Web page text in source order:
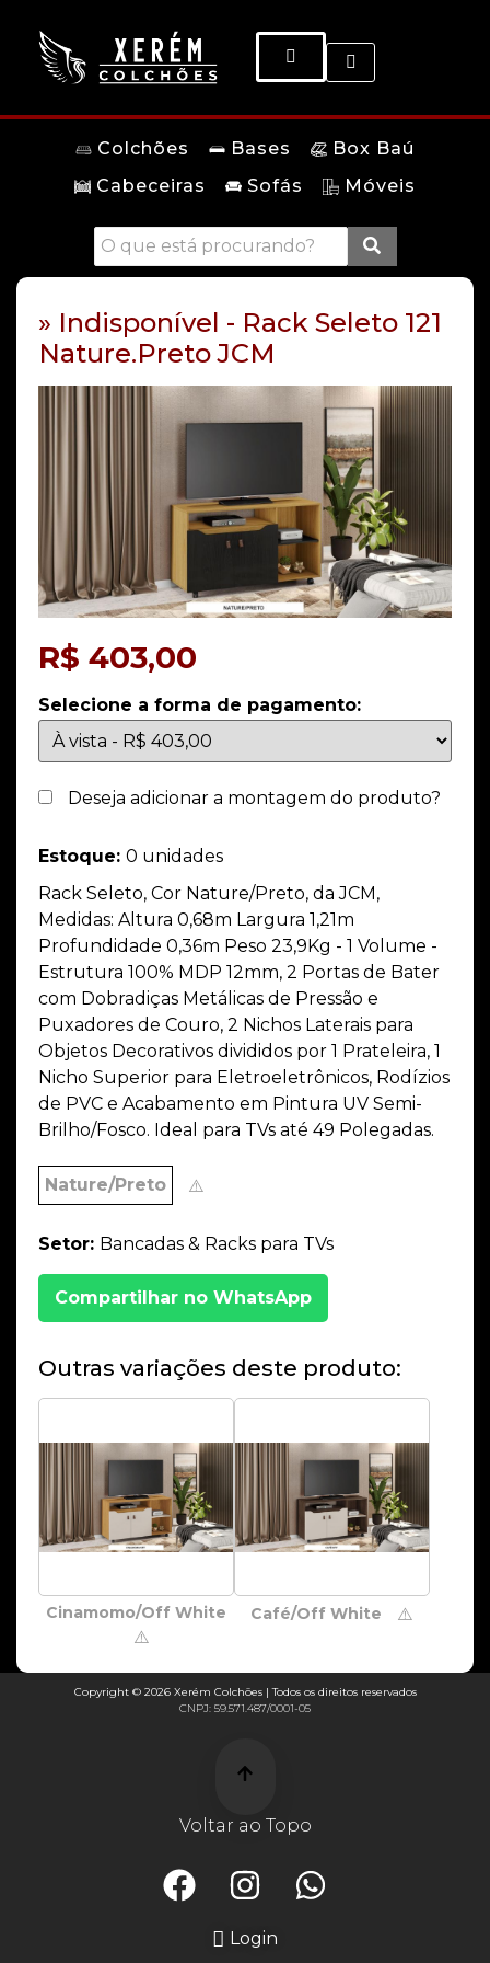
Colchões Bases
Box Baú
Cabeceiras
Sofás Móveis
» Indisponível - Rack Seleto 121
Nature.Preto JCM
R$ 403,00
Selecione a forma de pagamento:
Deseja adicionar a montagem do produto?
Estoque: 0 unidades
Rack Seleto, Cor Nature/Preto, da JCM,
Medidas: Altura 0,68m Largura 1,21m
Profundidade 0,36m Peso 23,9Kg - 1 Volume -
Estrutura 100% MDP 12mm, 2 Portas de Bater
com Dobradiças Metálicas de Pressão e
Puxadores de Couro, 2 Nichos Laterais para
Objetos Decorativos divididos por 1 Prateleira, 1
Nicho Superior para Eletroeletrônicos, Rodízios
de PVC e Acabamento em Pintura UV Semi-
Brilho/Fosco. Ideal para TVs até 49 Polegadas.
Nature/Preto ⚠️
Setor: Bancadas & Racks para TVs
Compartilhar no WhatsApp
Outras variações deste produto:
Cinamomo/Off White
⚠️
Café/Off White ⚠️
Login
Voltar ao Topo
Copyright © 2026 Xerém Colchões | Todos os direitos reservados
CNPJ: 59.571.487/0001-05